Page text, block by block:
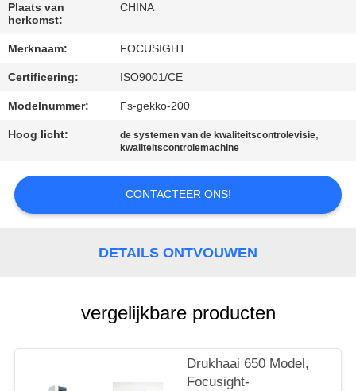
VERZOEK
OM
EEN
SITEMAP
Plaats van
herkomst:
CHINA
Merknaam: FOCUSIGHT
Certificering: ISO9001/CE
Modelnummer: Fs-gekko-200
Hoog licht: de systemen van de kwaliteitscontrolevisie,
kwaliteitscontrolemachine
CONTACTEER ONS!
DETAILS ONTVOUWEN
vergelijkbare producten
Drukhaai 650 Model,
Focusight-